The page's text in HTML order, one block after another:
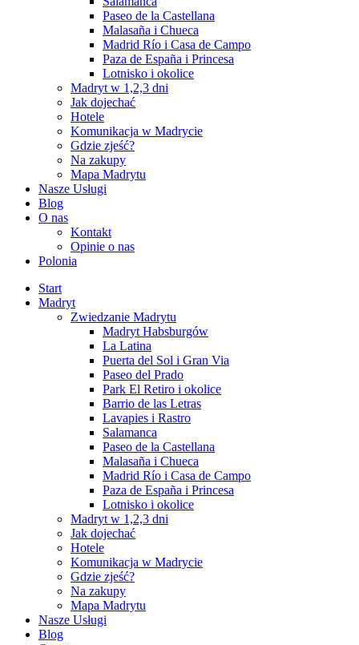
Paseo de la Castellana
Malasaña i Chueca
Madrid Río i Casa de Campo
Paza de España i Princesa
Lotnisko i okolice
Madryt w 1,2,3 dni
Jak dojechać
Hotele
Komunikacja w Madrycie
Gdzie zjeść?
Na zakupy
Mapa Madrytu
Nasze Usługi
Blog
O nas
Kontakt
Opinie o nas
Polonia
Start
Madryt
Zwiedzanie Madrytu
Madryt Habsburgów
La Latina
Puerta del Sol i Gran Via
Paseo del Prado
Park El Retiro i okolice
Barrio de las Letras
Lavapies i Rastro
Salamanca
Paseo de la Castellana
Malasaña i Chueca
Madrid Río i Casa de Campo
Paza de España i Princesa
Lotnisko i okolice
Madryt w 1,2,3 dni
Jak dojechać
Hotele
Komunikacja w Madrycie
Gdzie zjeść?
Na zakupy
Mapa Madrytu
Nasze Usługi
Blog